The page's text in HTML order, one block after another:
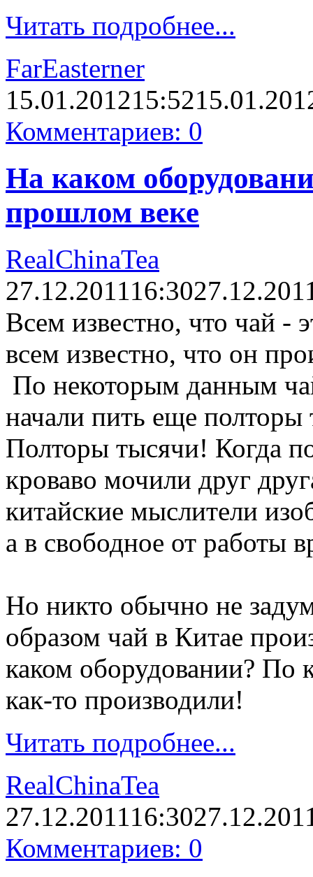
Читать подробнее...
FarEasterner
15.01.201215:52
Комментариев: 0
На каком
прошлом веке
RealChinaTea
27.12.201116:30
Всем известно, что чай -
всем известно, что он
По некоторым данным
начали пить еще полторы
Полторы тысячи! Когда
кроваво мочили друг
китайские мыслители
а в свободное от работы
Но никто обычно не
образом чай в Китае
каком оборудовании? По
как-то производили!
Читать подробнее...
RealChinaTea
27.12.201116:30
Комментариев: 0